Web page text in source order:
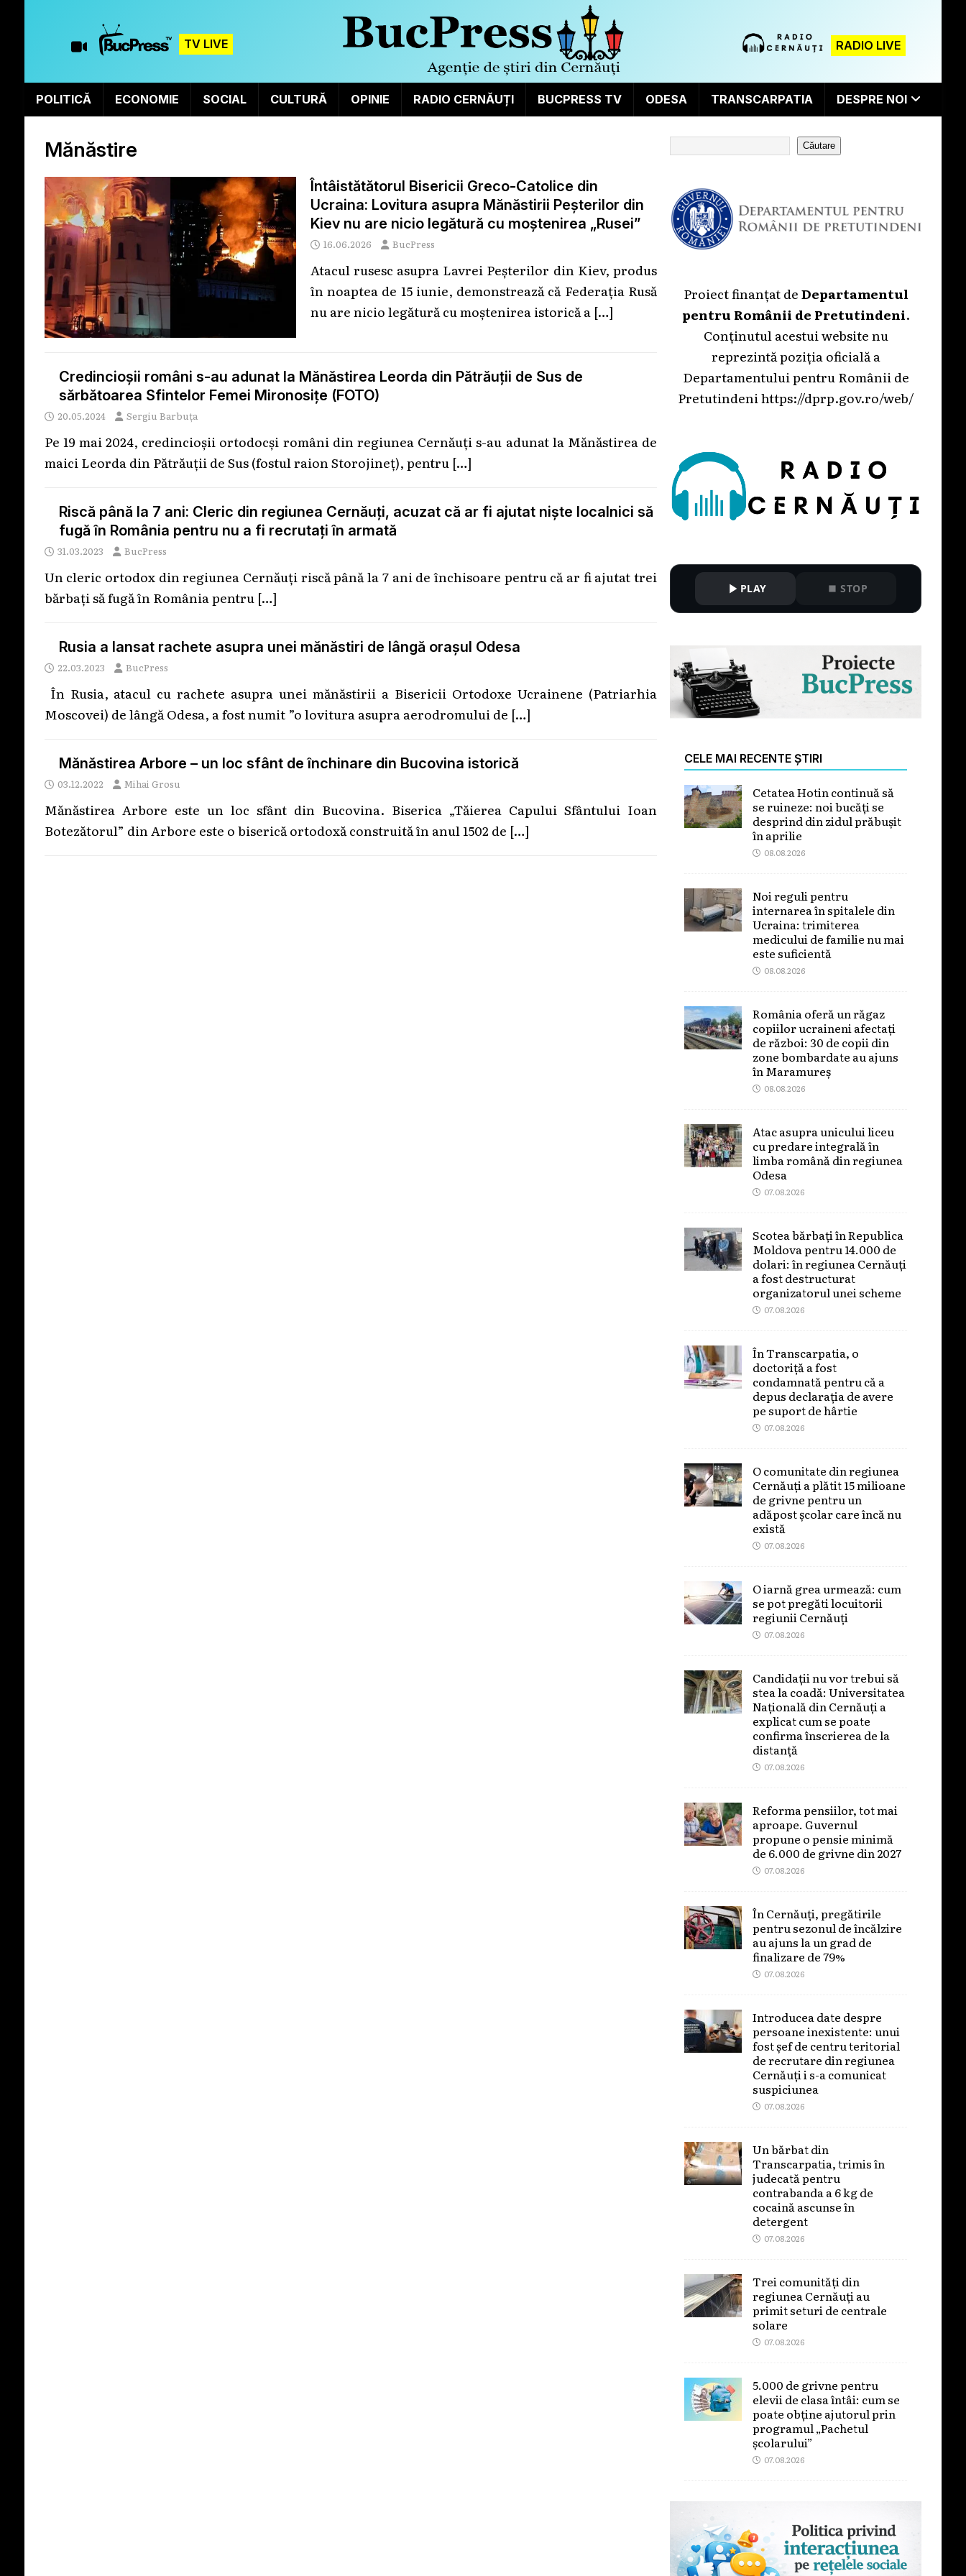
TV LIVE RADIO LIVE
POLITICĂ ECONOMIE SOCIAL CULTURĂ OPINIE RADIO CERNĂUȚI BUCPRESS TV ODESA TRANSCARPATIA DESPRE NOI
Mănăstire
Întâistătătorul Bisericii Greco-Catolice din
Ucraina: Lovitura asupra Mănăstirii Peșterilor din
Kiev nu are nicio legătură cu moștenirea „Rusei”
16.06.2026 BucPress
Atacul rusesc asupra Lavrei Peşterilor din Kiev, produs
în noaptea de 15 iunie, demonstrează că Federația Rusă
nu are nicio legătură cu moștenirea istorică a […]
Credincioșii români s-au adunat la Mănăstirea Leorda din Pătrăuţii de Sus de
sărbătoarea Sfintelor Femei Mironosițe (FOTO)
20.05.2024 Sergiu Barbuța
Pe 19 mai 2024, credincioșii ortodocși români din regiunea Cernăuți s-au adunat la Mănăstirea de
maici Leorda din Pătrăuții de Sus (fostul raion Storojineț), pentru […]
Riscă până la 7 ani: Cleric din regiunea Cernăuți, acuzat că ar fi ajutat niște localnici să
fugă în România pentru nu a fi recrutați în armată
31.03.2023 BucPress
Un cleric ortodox din regiunea Cernăuți riscă până la 7 ani de închisoare pentru că ar fi ajutat trei
bărbați să fugă în România pentru […]
Rusia a lansat rachete asupra unei mănăstiri de lângă orașul Odesa
22.03.2023 BucPress
În Rusia, atacul cu rachete asupra unei mănăstirii a Bisericii Ortodoxe Ucrainene (Patriarhia
Moscovei) de lângă Odesa, a fost numit ”o lovitura asupra aerodromului de […]
Mănăstirea Arbore – un loc sfânt de închinare din Bucovina istorică
03.12.2022 Mihai Grosu
Mănăstirea Arbore este un loc sfânt din Bucovina. Biserica „Tăierea Capului Sfântului Ioan
Botezătorul” din Arbore este o biserică ortodoxă construită în anul 1502 de […]
Căutare
Proiect finanțat deDepartamentul
pentru Românii de Pretutindeni.
Conținutul acestui website nu
reprezintă poziția oficială a
Departamentului pentru Românii de
Pretutindenihttps://dprp.gov.ro/web/
PLAY STOP
CELE MAI RECENTE ȘTIRI
Cetatea Hotin continuă să
se ruineze: noi bucăți se
desprind din zidul prăbușit
în aprilie
08.08.2026
Noi reguli pentru
internarea în spitalele din
Ucraina: trimiterea
medicului de familie nu mai
este suficientă
08.08.2026
România oferă un răgaz
copiilor ucraineni afectați
de război: 30 de copii din
zone bombardate au ajuns
în Maramureș
08.08.2026
Atac asupra unicului liceu
cu predare integrală în
limba română din regiunea
Odesa
07.08.2026
Scotea bărbați în Republica
Moldova pentru 14.000 de
dolari: în regiunea Cernăuți
a fost destructurat
organizatorul unei scheme
07.08.2026
În Transcarpatia, o
doctoriță a fost
condamnată pentru că a
depus declarația de avere
pe suport de hârtie
07.08.2026
O comunitate din regiunea
Cernăuți a plătit 15 milioane
de grivne pentru un
adăpost școlar care încă nu
există
07.08.2026
O iarnă grea urmează: cum
se pot pregăti locuitorii
regiunii Cernăuți
07.08.2026
Candidații nu vor trebui să
stea la coadă: Universitatea
Națională din Cernăuți a
explicat cum se poate
confirma înscrierea de la
distanță
07.08.2026
Reforma pensiilor, tot mai
aproape. Guvernul
propune o pensie minimă
de 6.000 de grivne din 2027
07.08.2026
În Cernăuți, pregătirile
pentru sezonul de încălzire
au ajuns la un grad de
finalizare de 79%
07.08.2026
Introducea date despre
persoane inexistente: unui
fost șef de centru teritorial
de recrutare din regiunea
Cernăuți i s-a comunicat
suspiciunea
07.08.2026
Un bărbat din
Transcarpatia, trimis în
judecată pentru
contrabanda a 6 kg de
cocaină ascunse în
detergent
07.08.2026
Trei comunități din
regiunea Cernăuți au
primit seturi de centrale
solare
07.08.2026
5.000 de grivne pentru
elevii de clasa întâi: cum se
poate obține ajutorul prin
programul „Pachetul
școlarului”
07.08.2026